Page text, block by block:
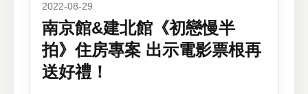
2022-08-29
南京館&建北館《初戀慢半
拍》住房專案 出示電影票根再
送好禮！